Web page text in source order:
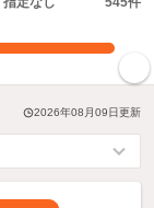
2026年08月09日更新